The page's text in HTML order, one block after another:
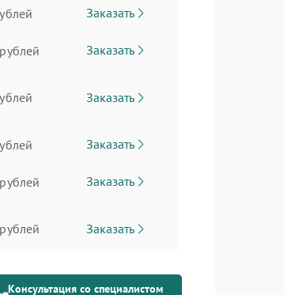
Заказать
Заказать
Заказать
Заказать
Заказать
Заказать
Заказать
Консультация со специалистом